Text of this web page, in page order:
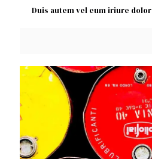
Duis autem vel eum iriure dolor